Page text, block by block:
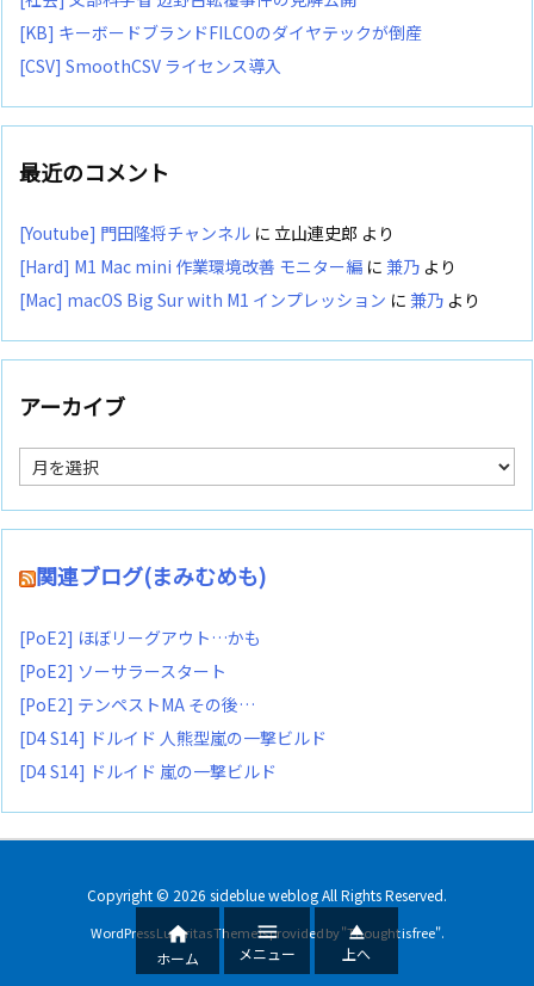
[KB] キーボードブランドFILCOのダイヤテックが倒産
[CSV] SmoothCSV ライセンス導入
最近のコメント
[Youtube] 門田隆将チャンネル に 立山連史郎 より
[Hard] M1 Mac mini 作業環境改善 モニター編 に 兼乃 より
[Mac] macOS Big Sur with M1 インプレッション に 兼乃 より
アーカイブ
ア
ー
カ
イ
関連ブログ(まみむめも)
[PoE2] ほぼリーグアウト…かも
[PoE2] ソーサラースタート
[PoE2] テンペストMA その後…
[D4 S14] ドルイド 人熊型嵐の一撃ビルド
[D4 S14] ドルイド 嵐の一撃ビルド
Copyright © 2026 sideblue weblogAll Rights Reserved.
WordPress Luxeritas Theme is provided by "Thought is free".

ホーム

メニュー

上へ